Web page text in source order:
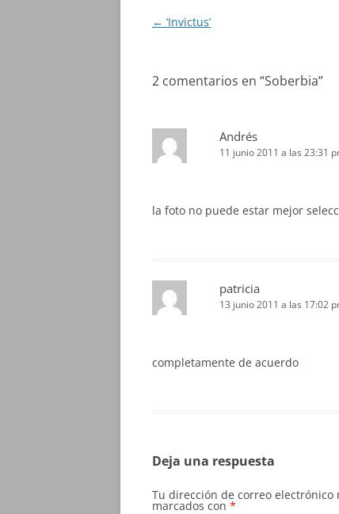
Navegación
← ‘Invictus’
2 comentarios en “Soberbia”
Andrés
11 junio 2011 a las 23:31
la foto no puede estar mejor
patricia
13 junio 2011 a las 17:02
completamente de acuerdo
Deja una respuesta
Tu dirección de correo electrónico
marcados con *